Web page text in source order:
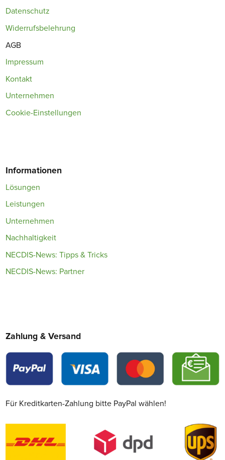
Datenschutz
Widerrufsbelehrung
AGB
Impressum
Kontakt
Unternehmen
Cookie-Einstellungen
Informationen
Lösungen
Leistungen
Unternehmen
Nachhaltigkeit
NECDIS-News: Tipps & Tricks
NECDIS-News: Partner
Zahlung & Versand
Für Kreditkarten-Zahlung bitte PayPal wählen!